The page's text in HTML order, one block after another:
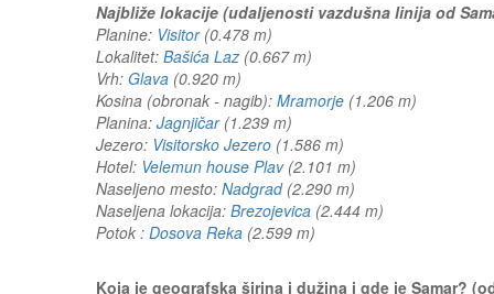
Najbliže lokacije (udaljenosti vazdušna linija od
Planine: Visitor(0.478 m)
Lokalitet: Bašića Laz (0.667 m)
Vrh: Glava (0.920 m)
Kosina (obronak - nagib): Mramorje (1.206 m)
Planina: Jagnjičar(1.239 m)
Jezero: Visitorsko Jezero (1.586 m)
Hotel: Velemun house Plav(2.101 m)
Naseljeno mesto: Nadgrad(2.290 m)
Naseljena lokacija: Brezojevica (2.444 m)
Potok : Dosova Reka (2.599 m)
Koja je geografska širina i dužina i gde je Samar?